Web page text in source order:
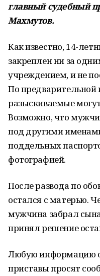
главный судебный
Махмутов.
Как известно, 14-
закреплен ни за
учреждением, и не
По
разыскиваемые
Возможно, что
под другими
поддельных
фотографией.
После развода по
остался с матерью.
мужчина забрал
принял решение
Любую информацию
приставы просят